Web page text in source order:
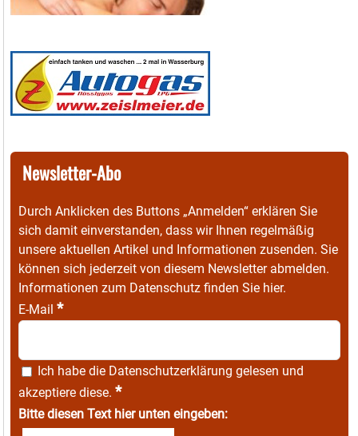
Newsletter-Abo
Durch Anklicken des Buttons „Anmelden“ erklären Sie
sich damit einverstanden, dass wir Ihnen regelmäßig
unsere aktuellen Artikel und Informationen zusenden. Sie
können sich jederzeit von diesem Newsletter abmelden.
Informationen zum Datenschutz finden Sie hier.
E-Mail *
Ich habe die Datenschutzerklärung gelesen und
akzeptiere diese. *
Bitte diesen Text hier unten eingeben: